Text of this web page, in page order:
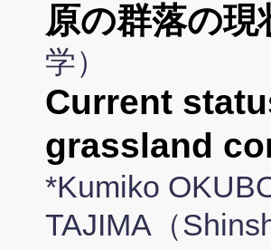
原の群落の現
学）
Current
grassland
*Kumiko
TAJIMA（